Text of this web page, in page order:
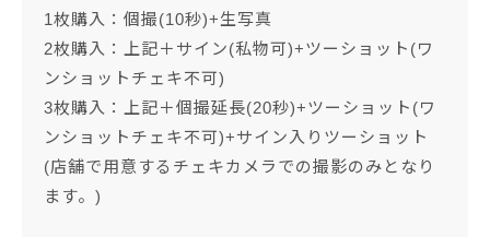
1枚購入：個撮(10秒)+生写真
2枚購入：上記＋サイン(私物可)+ツーショット(ワ
ンショットチェキ不可)
3枚購入：上記＋個撮延長(20秒)+ツーショット(ワ
ンショットチェキ不可)+サイン入りツーショット
(店舗で用意するチェキカメラでの撮影のみとなり
ます。)